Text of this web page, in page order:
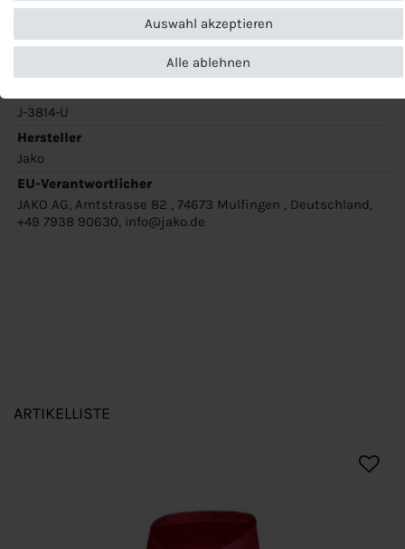
Material: 67 % Polyester, 31 % Baumwolle, 2 % Elasthan
J-3814-U
Hersteller
Jako
EU-Verantwortlicher
JAKO AG, Amtstrasse 82 , 74673 Mulfingen , Deutschland,
+49 7938 90630, info@jako.de
ARTIKELLISTE
Impressumund weitere Hinweise zur Verwendung
personenbezogener Daten in unsererDaten­schutz­erklärung
Alle ablehnen
Auswahl akzeptieren